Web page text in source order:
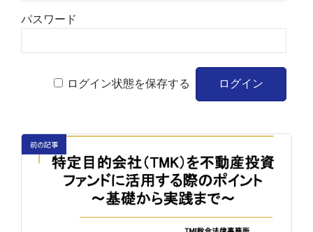
パスワード
ログイン状態を保存する
前の記事